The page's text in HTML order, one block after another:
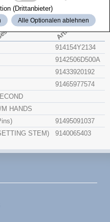
Artikel-Nr.
914154Y2134
9142506D500A
91433920192
91465977574
M HANDS
91495091037
STEM) 9140065403
(Drittanbieter)
Alle Optionalen ablehnen